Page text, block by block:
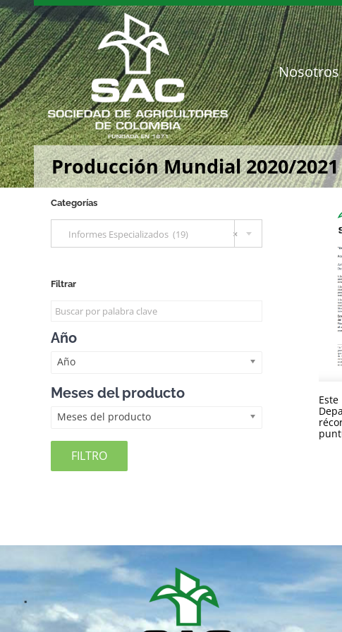
Saltar
al
contenido
Nosotros
Producción Mundial 2020/2021
Categorías
×
Informes Especializados (19)
Filtrar
Año
Año
Meses del producto
Meses del producto
FILTRO